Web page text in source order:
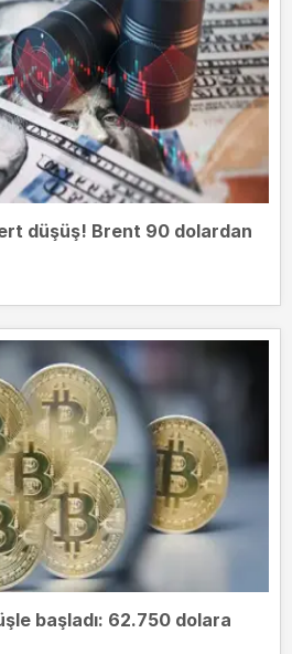
düşüş! Brent 90 dolardan
başladı: 62.750 dolara